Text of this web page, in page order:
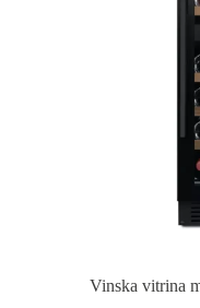
Vinska vitrina